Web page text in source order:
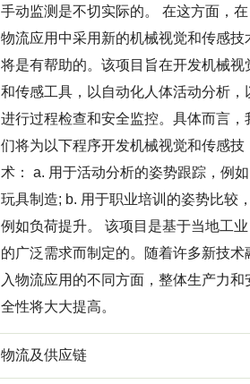
手动监测是不切实际的。 在这方面，在
物流应用中采用新的机械视觉和传感技
将是有帮助的。该项目旨在开发机械视
和传感工具，以自动化人体活动分析，
进行过程检查和安全监控。具体而言，
们将为以下程序开发机械视觉和传感技
术： a. 用于活动分析的姿势跟踪，例如
玩具制造; b. 用于职业培训的姿势比较
例如负荷提升。 该项目是基于当地工业
的广泛需求而制定的。随着许多新技术
入物流应用的不同方面，整体生产力和
全性将大大提高。
物流及供应链